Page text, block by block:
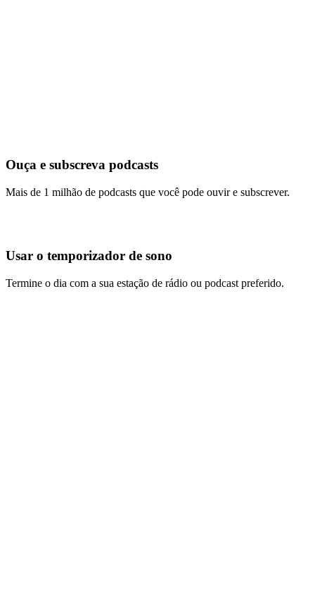
Ouça e subscreva podcasts
Mais de 1 milhão de podcasts que você pode ouvir e subscrever.
Usar o temporizador de sono
Termine o dia com a sua estação de rádio ou podcast preferido.